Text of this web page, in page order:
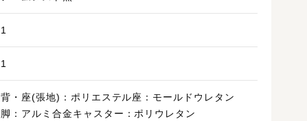
1
1
背・座(張地)：ポリエステル座：モールドウレタン
脚：アルミ合金キャスター：ポリウレタン